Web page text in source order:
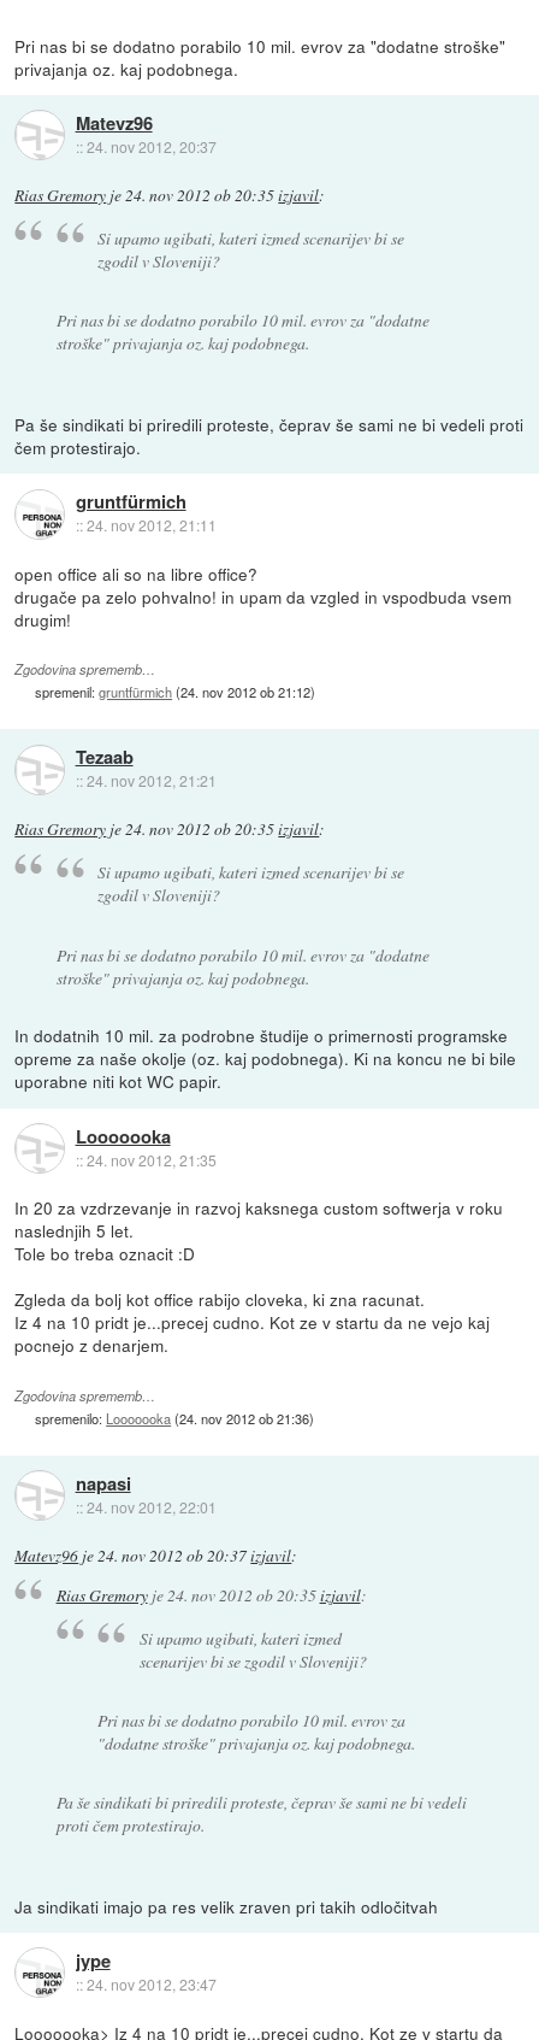
Pri nas bi se dodatno porabilo 10 mil. evrov za "dodatne stroške"
privajanja oz. kaj podobnega.
Matevz96
::24. nov 2012, 20:37
Rias Gremory je24. nov 2012 ob 20:35izjavil:
Si upamo ugibati, kateri izmed scenarijev bi se
zgodil v Sloveniji?
Pri nas bi se dodatno porabilo 10 mil. evrov za "dodatne
stroške" privajanja oz. kaj podobnega.
Pa še sindikati bi priredili proteste, čeprav še sami ne bi vedeli proti
čem protestirajo.
gruntfürmich
::24. nov 2012, 21:11
open office ali so na libre office?
drugače pa zelo pohvalno! in upam da vzgled in vspodbuda vsem
drugim!
Zgodovina sprememb…
spremenil:gruntfürmich(24. nov 2012 ob 21:12)
Tezaab
::24. nov 2012, 21:21
Rias Gremory je24. nov 2012 ob 20:35izjavil:
Si upamo ugibati, kateri izmed scenarijev bi se
zgodil v Sloveniji?
Pri nas bi se dodatno porabilo 10 mil. evrov za "dodatne
stroške" privajanja oz. kaj podobnega.
In dodatnih 10 mil. za podrobne študije o primernosti programske
opreme za naše okolje (oz. kaj podobnega). Ki na koncu ne bi bile
uporabne niti kot WC papir.
Looooooka
::24. nov 2012, 21:35
In 20 za vzdrzevanje in razvoj kaksnega custom softwerja v roku
naslednjih 5 let.
Tole bo treba oznacit :D
Zgleda da bolj kot office rabijo cloveka, ki zna racunat.
Iz 4 na 10 pridt je...precej cudno. Kot ze v startu da ne vejo kaj
pocnejo z denarjem.
Zgodovina sprememb…
spremenilo: Looooooka(24. nov 2012 ob 21:36)
napasi
::24. nov 2012, 22:01
Matevz96 je 24. nov 2012 ob 20:37izjavil:
Rias Gremoryje24. nov 2012 ob 20:35izjavil:
Si upamo ugibati, kateri izmed
scenarijev bi se zgodil v Sloveniji?
Pri nas bi se dodatno porabilo 10 mil. evrov za
"dodatne stroške" privajanja oz. kaj podobnega.
Pa še sindikati bi priredili proteste, čeprav še sami ne bi vedeli
proti čem protestirajo.
Ja sindikati imajo pa res velik zraven pri takih odločitvah
jype
::24. nov 2012, 23:47
Looooooka> Iz 4 na 10 pridt je...precej cudno. Kot ze v startu da